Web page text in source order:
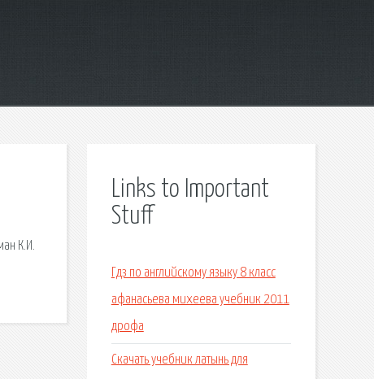
К.И.
Links to Important
Stuff
Гдз по английскому языку 8 класс
афанасьева михеева учебник 2011
дрофа
Скачать учебник латынь для